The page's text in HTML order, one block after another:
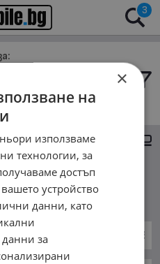
3
Автомобили и
София, Населено място
обяви
Големи снимки
обяви
за Автомобили и Джипове
×
на
използваме
технологии, за
достъп
устройство
данни, като
за